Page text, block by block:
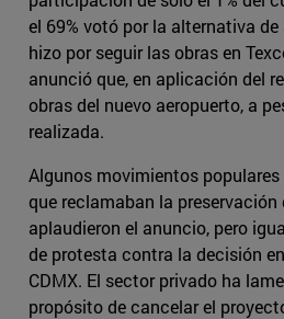
el 69% votó por la alternativa
hizo por seguir las obras en
anunció que, en aplicación del
obras del nuevo aeropuerto, a
realizada.
Algunos movimientos
que reclamaban la
aplaudieron el anuncio, pero
de protesta contra la decisión
CDMX. El sector privado ha
propósito de cancelar el